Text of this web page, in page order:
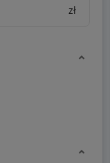
zł